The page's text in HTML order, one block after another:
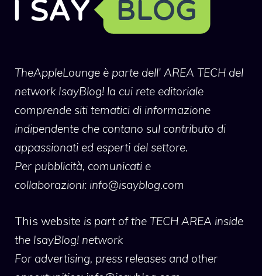
TheAppleLounge è parte dell' AREA TECH del
network IsayBlog! la cui rete editoriale
comprende siti tematici di informazione
indipendente che contano sul contributo di
appassionati ed esperti del settore.
Per pubblicità, comunicati e
collaborazioni: info@isayblog.com
This website is part of the TECH AREA inside
the IsayBlog! network
For advertising, press releases and other